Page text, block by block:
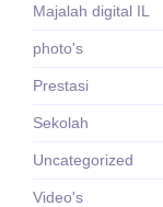
Majalah digital IL
photo's
Prestasi
Sekolah
Uncategorized
Video's